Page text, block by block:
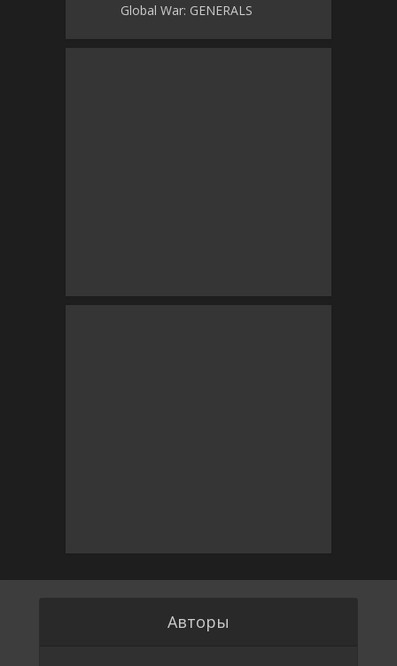
Global War: GENERALS
Авторы